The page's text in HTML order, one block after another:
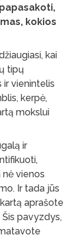
kokios
kai
tipų
ir vienintelis
kerpė,
mokslui
ir
nė vienos
Ir tada jūs
aprašote
pavyzdys,